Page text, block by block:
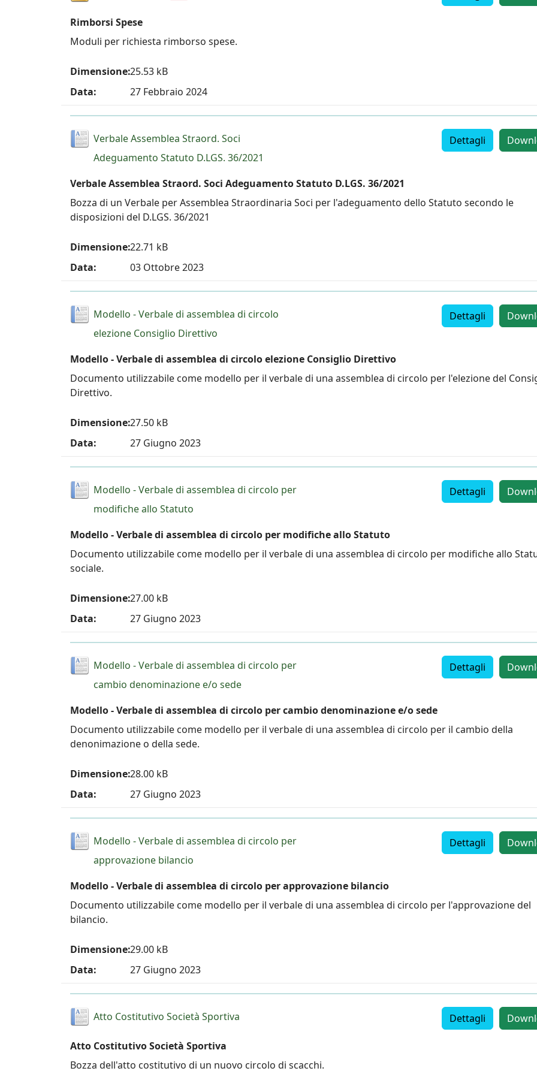
Rimborsi Spese
Moduli per richiesta rimborso spese.
Dimensione:25.53 kB
Data:
27 Febbraio 2024
Verbale Assemblea Straord. Soci
Adeguamento Statuto D.LGS. 36/2021
Dettagli
Verbale Assemblea Straord. Soci Adeguamento Statuto D.LGS. 36/2021
Bozza di un Verbale per Assemblea Straordinaria Soci per l'adeguamento dello Statuto secondo le
disposizioni del D.LGS. 36/2021
Dimensione:22.71 kB
Data:
03 Ottobre 2023
Modello - Verbale di assemblea di circolo
elezione Consiglio Direttivo
Dettagli
Modello - Verbale di assemblea di circolo elezione Consiglio Direttivo
Documento utilizzabile come modello per il verbale di una assemblea di circolo per l'elezione del
Direttivo.
Dimensione:27.50 kB
Data:
27 Giugno 2023
Modello - Verbale di assemblea di circolo per
modifiche allo Statuto
Dettagli
Modello - Verbale di assemblea di circolo per modifiche allo Statuto
Documento utilizzabile come modello per il verbale di una assemblea di circolo per modifiche allo
sociale.
Dimensione:27.00 kB
Data:
27 Giugno 2023
Modello - Verbale di assemblea di circolo per
cambio denominazione e/o sede
Dettagli
Modello - Verbale di assemblea di circolo per cambio denominazione e/o sede
Documento utilizzabile come modello per il verbale di una assemblea di circolo per il cambio della
denonimazione o della sede.
Dimensione:28.00 kB
Data:
27 Giugno 2023
Modello - Verbale di assemblea di circolo per
approvazione bilancio
Dettagli
Modello - Verbale di assemblea di circolo per approvazione bilancio
Documento utilizzabile come modello per il verbale di una assemblea di circolo per l'approvazione del
bilancio.
Dimensione:29.00 kB
Data:
27 Giugno 2023
Atto Costitutivo Società Sportiva Dettagli
Atto Costitutivo Società Sportiva
Bozza dell'atto costitutivo di un nuovo circolo di scacchi.